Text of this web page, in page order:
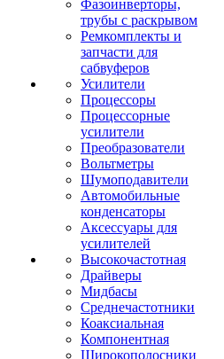
Фазоинверторы,
трубы с раскрывом
Ремкомплекты и
запчасти для
сабвуферов
Усилители
Процессоры
Процессорные
усилители
Преобразователи
Вольтметры
Шумоподавители
Автомобильные
конденсаторы
Аксессуары для
усилителей
Высокочастотная
Драйверы
Мидбасы
Среднечастотники
Коаксиальная
Компонентная
Широкополосники